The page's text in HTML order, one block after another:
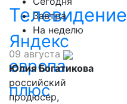
Телевидение
Яндекс
европа
плюс
Завтра
На неделю
09 августа
Юлия Богатикова
российский
продюсер,